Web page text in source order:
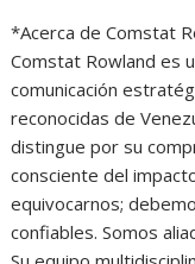
*Acerca de Comstat
Comstat Rowland es
comunicación
reconocidas de
distingue por su
consciente del
equivocarnos;
confiables. Somos